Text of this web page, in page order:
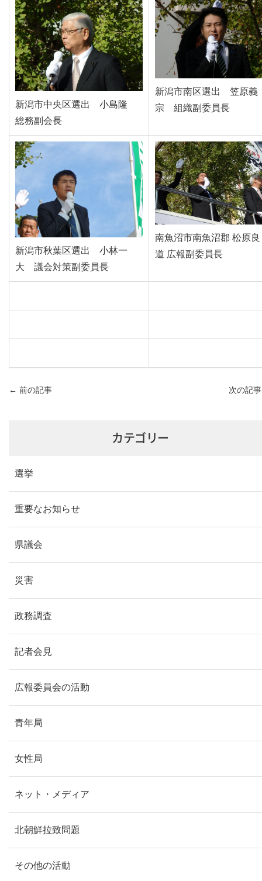
新潟市中央区選出 小島隆
総務副会長
新潟市南区選出 笠原義
宗 組織副委員長
新潟市秋葉区選出 小林一
大 議会対策副委員長
南魚沼市南魚沼郡 松原良
道 広報副委員長
← 前の記事 次の記
カテゴリー
選挙
重要なお知らせ
県議会
災害
政務調査
記者会見
広報委員会の活動
青年局
女性局
ネット・メディア
北朝鮮拉致問題
その他の活動